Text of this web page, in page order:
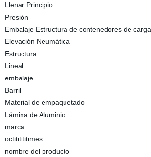
Llenar Principio
Presión
Embalaje Estructura de contenedores de carga
Elevación Neumática
Estructura
Lineal
embalaje
Barril
Material de empaquetado
Lámina de Aluminio
marca
octititititimes
nombre del producto